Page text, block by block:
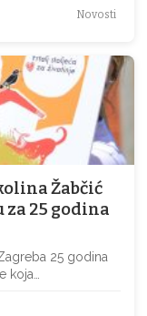
Novosti
Žabčić
25 godina
25 godina